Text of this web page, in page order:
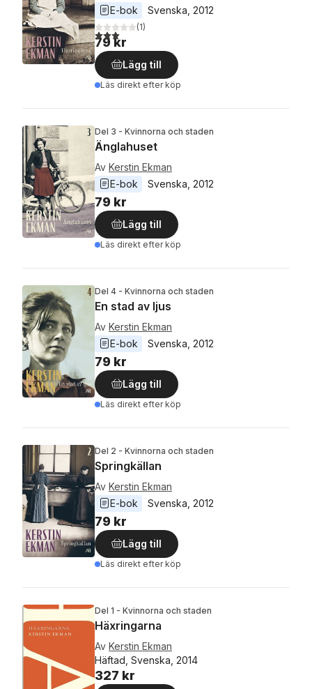
E-bok
Svenska 2012
3,0utav 5 stjärnor. Totalt antal röster:
(1)
79 kr
Lägg till
Läs direkt efter köp
Del 3 - Kvinnorna och staden
Änglahuset
Av Kerstin Ekman
E-bok
Svenska 2012
79 kr
Lägg till
Läs direkt efter köp
Del 4 - Kvinnorna och staden
En stad av ljus
Av Kerstin Ekman
E-bok
Svenska 2012
79 kr
Lägg till
Läs direkt efter köp
Del 2 - Kvinnorna och staden
Springkällan
Av Kerstin Ekman
E-bok
Svenska 2012
79 kr
Lägg till
Läs direkt efter köp
Del 1 - Kvinnorna och staden
Häxringarna
Av Kerstin Ekman
Häftad, Svenska, 2014
327 kr